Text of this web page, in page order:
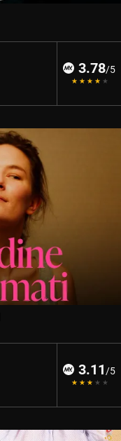
3.78/5
3.11/5